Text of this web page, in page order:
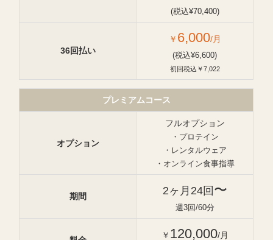
(税込¥70,400)
36回払い
￥ 6,000/月
(税込¥6,600)
初回税込￥7,022
プレミアムコース
オプション
フルオプション
・プロテイン
・レンタルウェア
・オンライン食事指導
期間 2ヶ月24回 〜
週3回/60分
￥ 120,000/月